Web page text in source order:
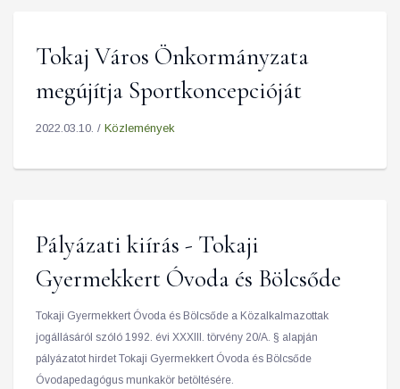
Tokaj Város Önkormányzata
megújítja Sportkoncepcióját
2022.03.10. / Közlemények
Pályázati kiírás - Tokaji
Gyermekkert Óvoda és Bölcsőde
Tokaji Gyermekkert Óvoda és Bölcsőde a Közalkalmazottak
jogállásáról szóló 1992. évi XXXIII. törvény 20/A. § alapján
pályázatot hirdet Tokaji Gyermekkert Óvoda és Bölcsőde
Óvodapedagógus munkakör betöltésére.